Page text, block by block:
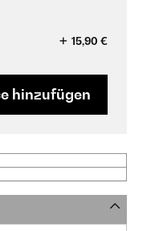
15,90 €
hinzufügen